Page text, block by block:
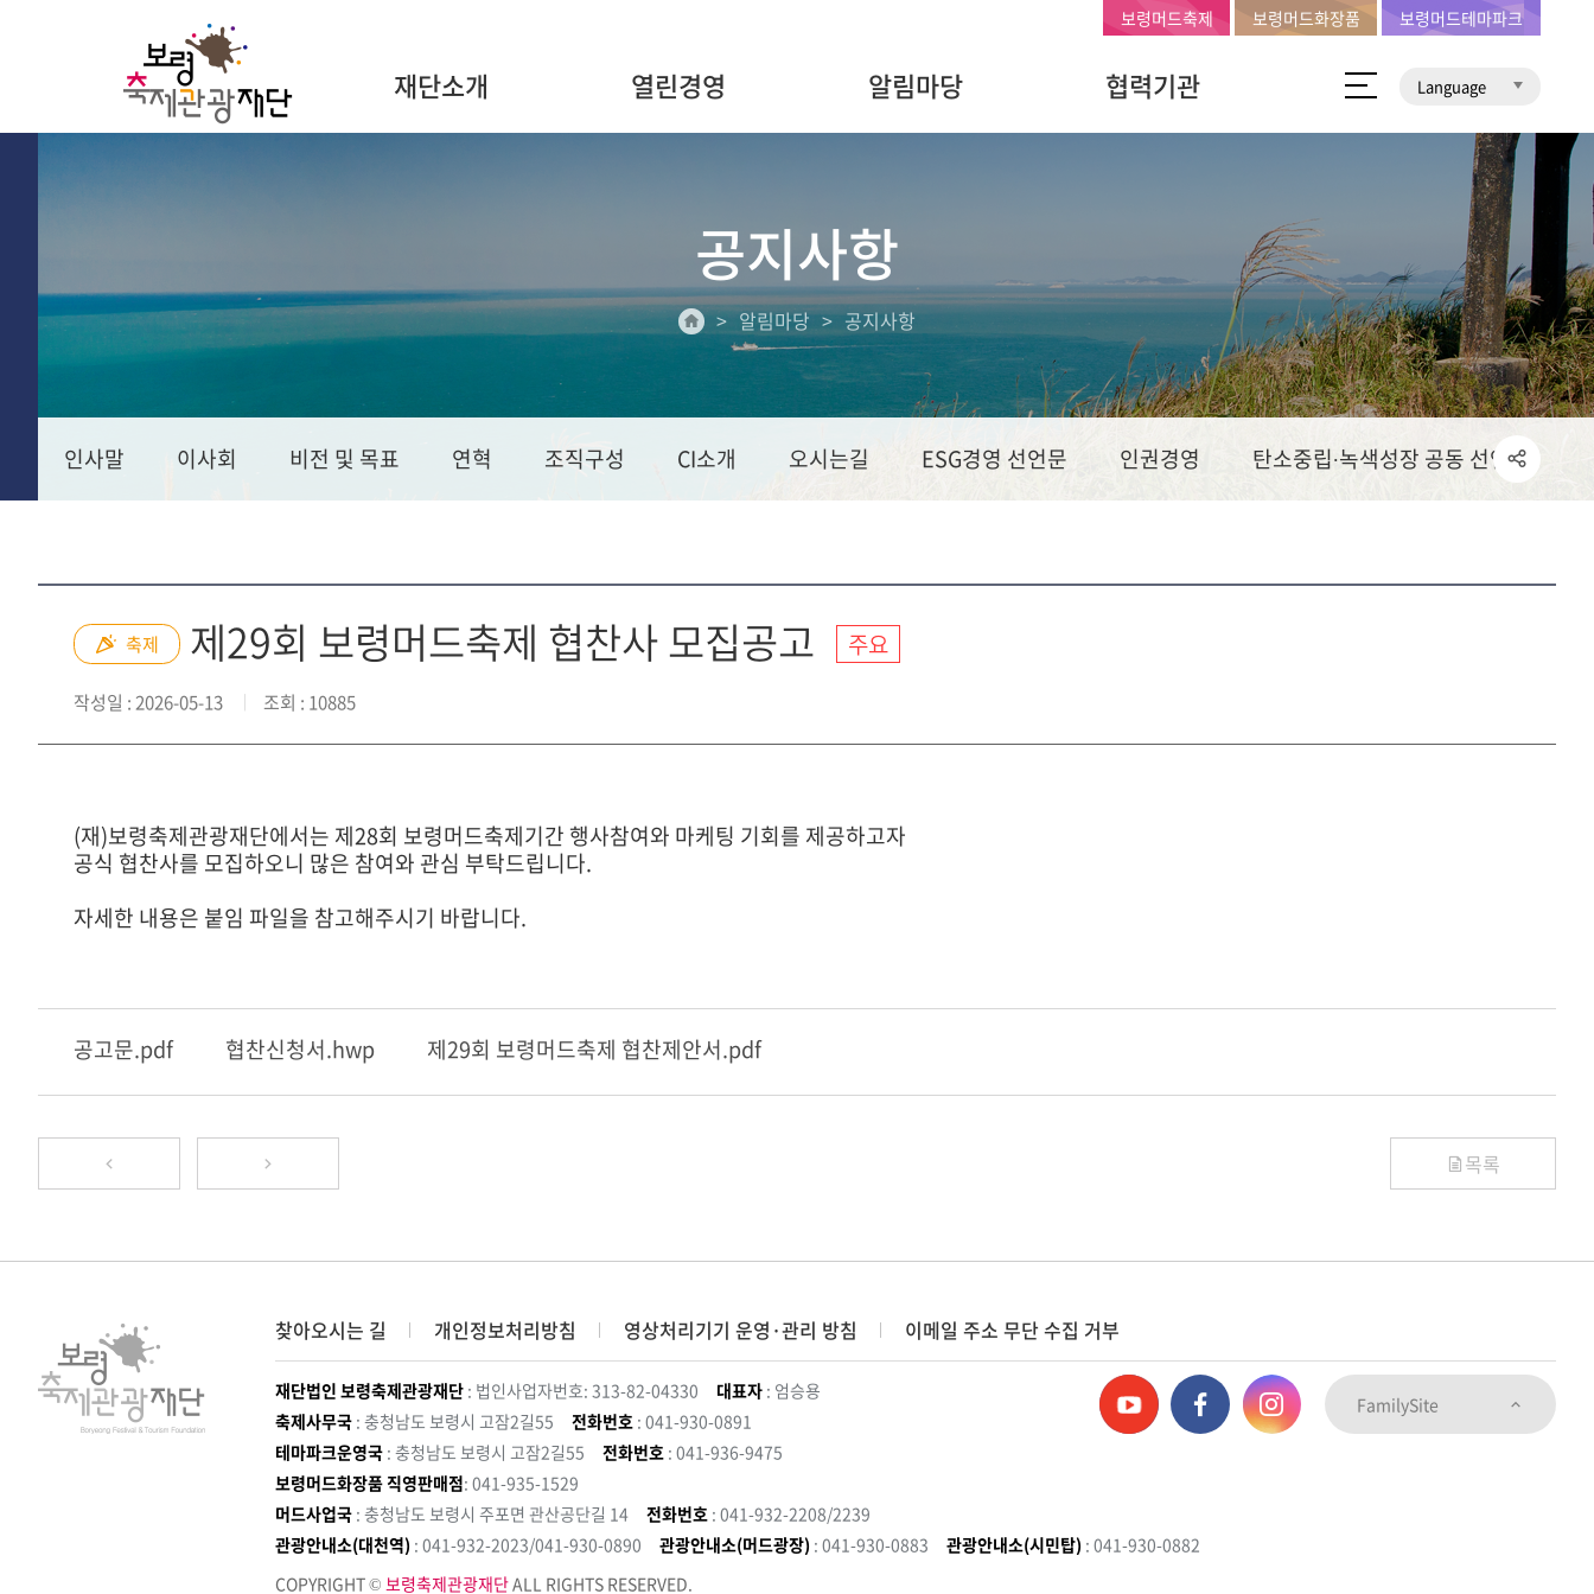
재단소개 열린경영 알림마당 협력기관 Language
보령머드축제 보령머드화장품 보령머드테마파크
공지사항
알림마당 공지사항
인사말 이사회 비전 및 목표 연혁 조직구성 CI소개 오시는길 ESG경영 선언문 인권경영 탄소중립∙녹색성장 공동 선언문
축제 제29회 보령머드축제 협찬사 모집공고 주요
작성일 : 2026-05-13 조회 : 10885
(재)보령축제관광재단에서는 제28회 보령머드축제기간 행사참여와 마케팅 기회를 제공하고자
공식 협찬사를 모집하오니 많은 참여와 관심 부탁드립니다.
자세한 내용은 붙임 파일을 참고해주시기 바랍니다.
공고문.pdf 협찬신청서.hwp 제29회 보령머드축제 협찬제안서.pdf
목록
찾아오시는 길 개인정보처리방침 영상처리기기 운영·관리 방침 이메일 주소 무단 수집 거부
재단법인 보령축제관광재단 : 법인사업자번호: 313-82-04330 대표자 : 엄승용
축제사무국 : 충청남도 보령시 고잠2길55 전화번호 : 041-930-0891
테마파크운영국 : 충청남도 보령시 고잠2길55 전화번호 : 041-936-9475
보령머드화장품 직영판매점: 041-935-1529
머드사업국 : 충청남도 보령시 주포면 관산공단길 14 전화번호 : 041-932-2208/2239
관광안내소(대천역) : 041-932-2023/041-930-0890 관광안내소(머드광장) : 041-930-0883 관광안내소(시민탑) : 041-930-0882
COPYRIGHT © 보령축제관광재단ALL RIGHTS RESERVED.
FamilySite